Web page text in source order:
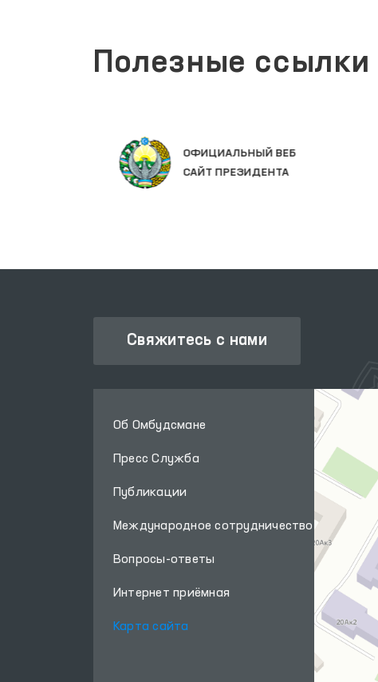
Полезные ссылки
ОФИЦИАЛЬНЫЙ ВЕБ
САЙТ ПРЕЗИДЕНТА
Свяжитесь с нами
Об Омбудсмане
Пресс Служба
Публикации
Международное сотрудничество
Вопросы-ответы
Интернет приёмная
Карта сайта